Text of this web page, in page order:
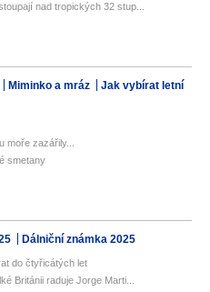
nad tropických 32 stup...
Miminko a mráz
Jak vybírat letní
moře zazářily...
smetany
Dálniční známka 2025
do čtyřicátých let
Británii raduje Jorge Marti...